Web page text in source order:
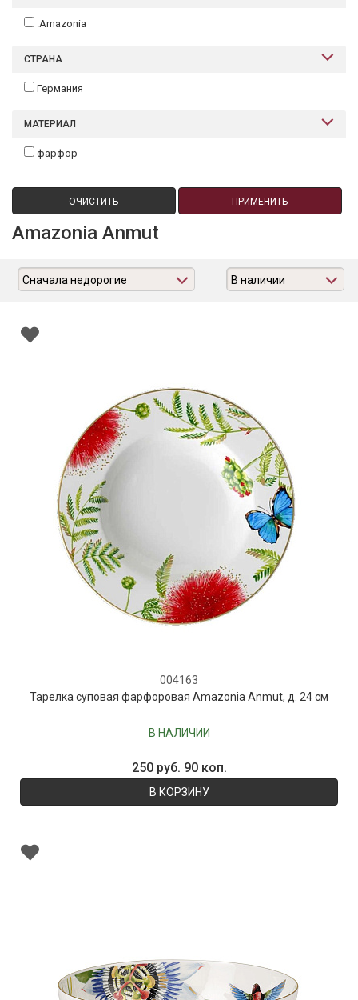
.Amazonia
СТРАНА
Германия
МАТЕРИАЛ
фарфор
ОЧИСТИТЬ ПРИМЕНИТЬ
Amazonia Anmut
Сначала недорогие В наличии
004163
Тарелка суповая фарфоровая Amazonia Anmut, д. 24 см
В НАЛИЧИИ
250 руб. 90 коп.
В КОРЗИНУ